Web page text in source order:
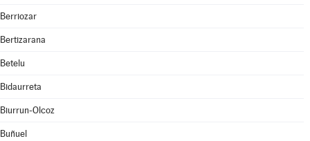
Berriozar
Bertizarana
Betelu
Bidaurreta
Biurrun-Olcoz
Buñuel